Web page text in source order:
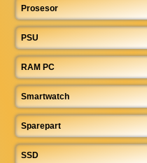
Prosesor
PSU
RAM PC
Smartwatch
Sparepart
SSD